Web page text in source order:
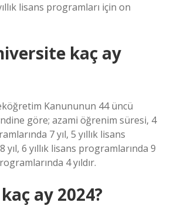
lisans programları için on
kaç ay
Kanununun 44 üncü
göre; azami öğrenim süresi, 4
7 yıl, 5 yıllık lisans
yıl, 6 yıllık lisans programlarında 9
4 yıldır.
ay 2024?